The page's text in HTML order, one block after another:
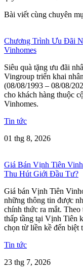
Bài viết cùng chuyên
Chương Trình Ưu Đãi
Vinhomes
Siêu quà tặng ưu đãi
Vingroup triển khai
(08/08/1993 – 08/08/
cho khách hàng thuộc
Vinhomes.
Tin tức
01 thg 8, 2026
Giá Bán Vịnh Tiên
Thu Hút Giới Đầu Tư?
Giá bán Vịnh Tiên
những thông tin được
chính thức ra mắt.
thấp tầng tại Vịnh Tiên
chọn từ liền kề đến biệt
Tin tức
23 thg 7, 2026